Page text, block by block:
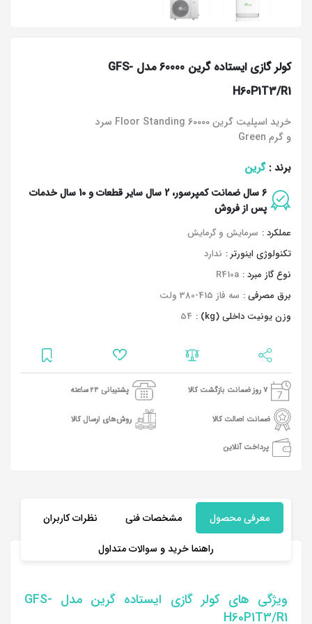
کولر گازی ایستاده گرین 60000 مدل GFS-
H60P1T3/R1
خرید اسپلیت گرین Floor Standing 60000 سرد
و گرم Green
برند : گرین
6 سال ضمانت کمپرسور، 2 سال سایر قطعات و 10 سال خدمات
پس از فروش
عملکرد : سرمایش و گرمایش
تکنولوژی اینورتر : ندارد
نوع گاز مبرد : R410a
برق مصرفی : سه فاز 415-380 ولت
وزن یونیت داخلی (kg) :
54
7 روز ضمانت بازگشت کالا پشتیبانی 24 ساعته
ضمانت اصالت کالا روش‌های ارسال کالا
پرداخت آنلاین
معرفی محصول مشخصات فنی نظرات کاربران
راهنما خرید و سوالات متداول
ویژگی های کولر گازی ایستاده گرین مدل GFS-
H60P1T3/R1